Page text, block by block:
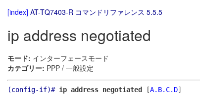
[index] AT-TQ7403-R コマンドリファレンス 5.5.5
ip address negotiated
モード: インターフェースモード
カテゴリー: PPP / 一般設定
(config-if)# ip address negotiated [A.B.C.D]